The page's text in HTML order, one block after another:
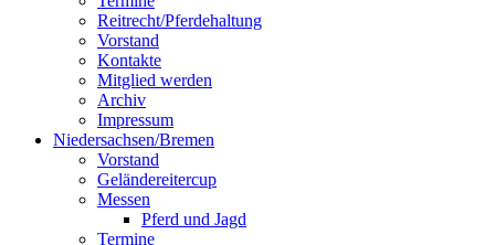
Reitrecht/Pferdehaltung
Vorstand
Kontakte
Mitglied werden
Archiv
Impressum
Niedersachsen/Bremen
Vorstand
Geländereitercup
Messen
Pferd und Jagd
Termine